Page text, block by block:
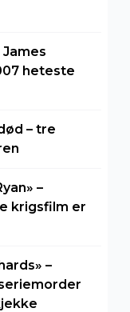
heteste
– tre
–
krigsfilm er
–